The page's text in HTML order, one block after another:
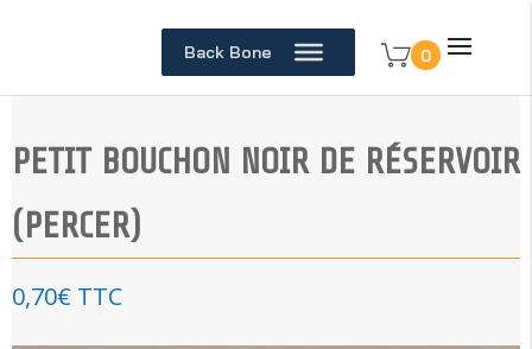
Back Bone 0
PETIT BOUCHON NOIR DE RÉSERVOIR
(PERCER)
0,70€ TTC